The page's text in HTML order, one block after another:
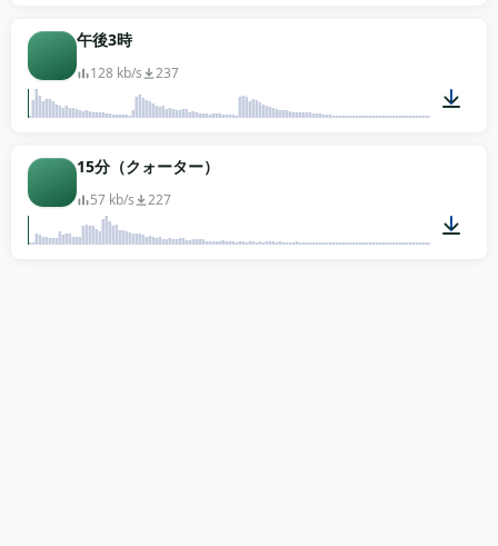
午後3時
128 kb/s 237
15分（クォーター）
57 kb/s 227